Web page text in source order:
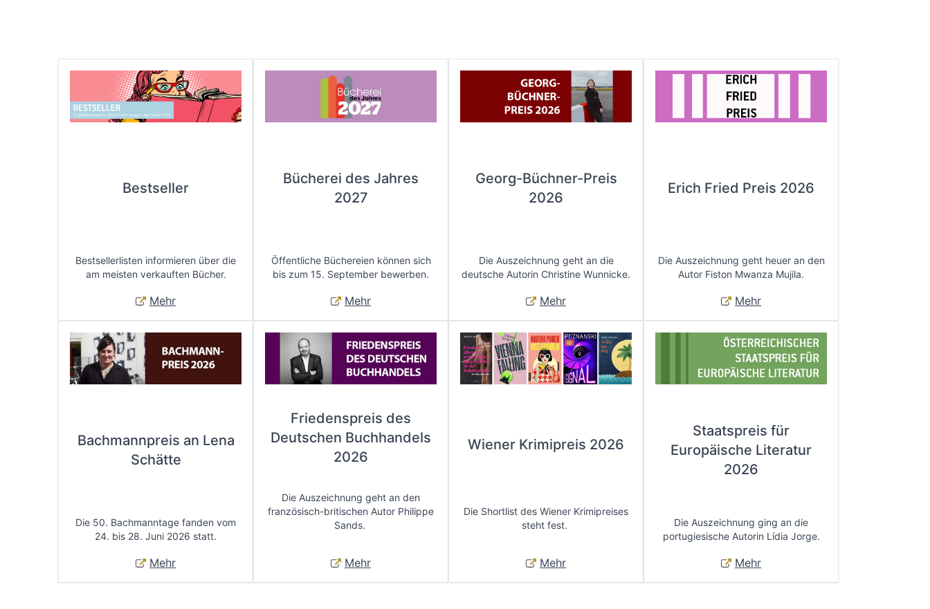
Bestseller
Bestsellerlisten informieren über die
am meisten verkauften Bücher.
Mehr
Bücherei des Jahres
2027
Öffentliche Büchereien können sich
bis zum 15. September bewerben.
Mehr
Georg-Büchner-Preis
2026
Die Auszeichnung geht an die
deutsche Autorin Christine Wunnicke.
Mehr
Erich Fried Preis 2026
Die Auszeichnung geht heuer an den
Autor Fiston Mwanza Mujila.
Mehr
Bachmannpreis an Lena
Schätte
Die 50. Bachmanntage fanden vom
24. bis 28. Juni 2026 statt.
Mehr
Friedenspreis des
Deutschen Buchhandels
2026
Die Auszeichnung geht an den
französisch-britischen Autor Philippe
Sands.
Mehr
Wiener Krimipreis 2026
Die Shortlist des Wiener Krimipreises
steht fest.
Mehr
Staatspreis für
Europäische Literatur
2026
Die Auszeichnung ging an die
portugiesische Autorin Lídia Jorge.
Mehr